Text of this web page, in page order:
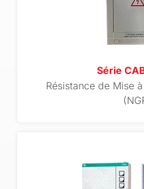
Série
Résistance de Mise